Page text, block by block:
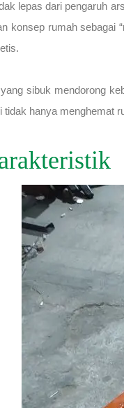
lepas dari pengaruh
konsep rumah sebagai
sibuk mendorong
tidak hanya menghemat